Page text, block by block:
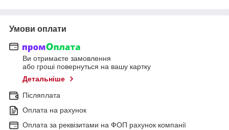
Умови оплати
Ви отримаєте замовлення
або гроші повернуться на вашу картку
Детальніше
Післяплата
Оплата на рахунок
Оплата за реквізитами на ФОП рахунок компанії